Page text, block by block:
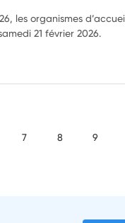
les organismes
21 février 2026.
7 8 9